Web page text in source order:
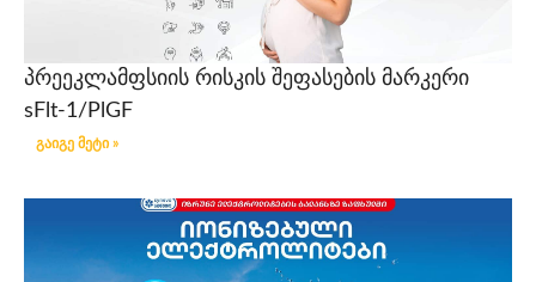
პრეეკლამფსიის რისკის შეფასების მარკერი
sFlt-1/PlGF
გაიგე მეტი »